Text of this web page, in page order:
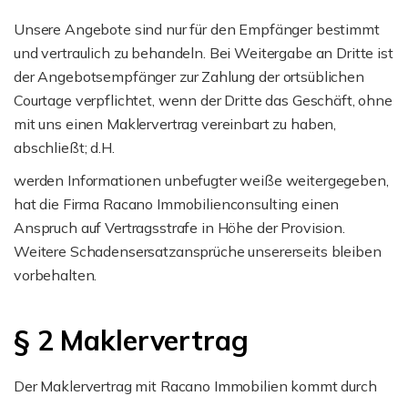
Unsere Angebote sind nur für den Empfänger bestimmt
und vertraulich zu behandeln. Bei Weitergabe an Dritte ist
der Angebotsempfänger zur Zahlung der ortsüblichen
Courtage verpflichtet, wenn der Dritte das Geschäft, ohne
mit uns einen Maklervertrag vereinbart zu haben,
abschließt; d.H.
werden Informationen unbefugter weiße weitergegeben,
hat die Firma Racano Immobilienconsulting einen
Anspruch auf Vertragsstrafe in Höhe der Provision.
Weitere Schadensersatzansprüche unsererseits bleiben
vorbehalten.
§ 2 Maklervertrag
Der Maklervertrag mit Racano Immobilien kommt durch